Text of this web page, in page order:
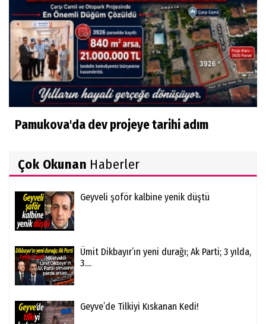
Pamukova'da dev projeye tarihi adım
Çok Okunan Haberler
Geyveli şoför kalbine yenik düştü
Ümit Dikbayır’ın yeni durağı; Ak Parti; 3 yılda,
3....
Geyve’de Tilkiyi Kıskanan Kedi!